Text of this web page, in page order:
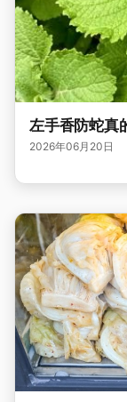
左手香防蛇真
2026年06月20日